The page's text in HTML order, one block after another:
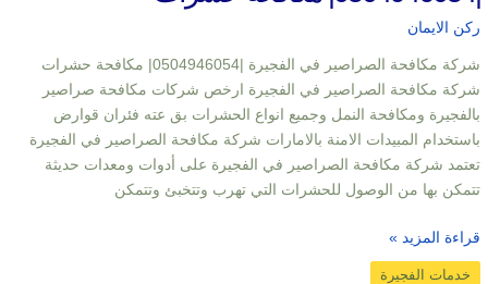
ركن الايمان
شركة مكافحة الصراصير في الفجيرة |0504946054| مكافحة حشرات
شركة مكافحة الصراصير في الفجيرة ارخص شركات مكافحة صراصير
بالفجيرة ومكافحة النمل وجميع انواع الحشرات بق عته فئران قوارض
باستخدام المبيدات الامنة بالامارات شركة مكافحة الصراصير في الفجيرة
تعتمد شركة مكافحة الصراصير في الفجيرة على أدوات ومعدات حديثة
تتمكن بها من الوصول للحشرات التي تهرب وتتخبئ وتتمكن
قراءة المزيد »
خدمات الفجيرة